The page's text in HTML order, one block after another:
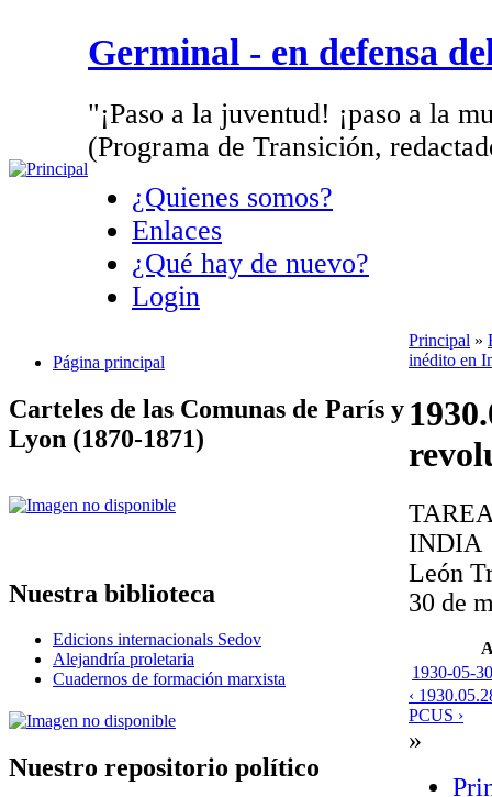
Germinal - en defensa
"¡Paso a la juventud! ¡paso a la
(Programa de Transición,
¿Quienes somos?
Enlaces
¿Qué hay de nuevo?
Login
Página principal
Carteles de las Comunas de París y
Lyon (1870-1871)
Nuestra biblioteca
Edicions internacionals Sedov
Alejandría proletaria
Cuadernos de formación marxista
Nuestro repositorio político
Principal »
inédito en
INDIA
León
30 de
1930-05-
‹
PCUS ›
»